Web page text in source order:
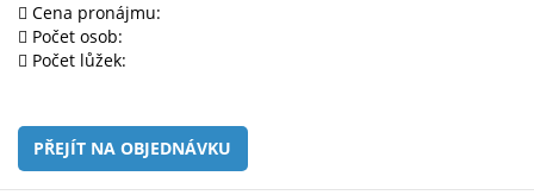
Cena pronájmu:
Počet osob:
Počet lůžek:
PŘEJÍT NA OBJEDNÁVKU